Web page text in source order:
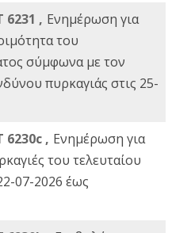
6231 , Ενημέρωση για
του
σύμφωνα με τον
πυρκαγιάς στις 25-
6230c , Ενημέρωση για
του τελευταίου
07-2026 έως